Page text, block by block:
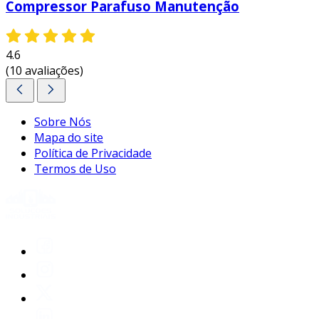
Compressor Parafuso Manutenção
4.6
(10 avaliações)
Sobre Nós
Mapa do site
Política de Privacidade
Termos de Uso